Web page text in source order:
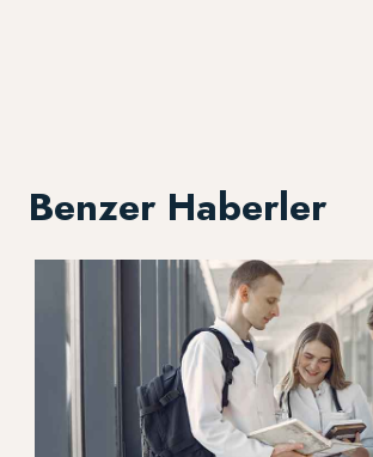
Benzer Haberler